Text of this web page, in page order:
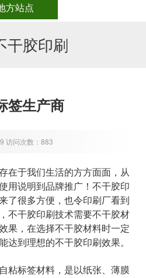
方站点
干胶印刷
签生产商
访问次数：883
在于我们生活的方方面面，从
用说明到品牌推广！不干胶印
了很多方便，也令印刷厂看到
不干胶印刷技术需要不干胶材
果，在选择不干胶材料时一定
达到理想的不干胶印刷效果。
粘标签材料，是以纸张、薄膜